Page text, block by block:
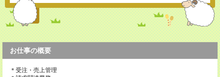
お仕事の概要
＊受注・売上管理